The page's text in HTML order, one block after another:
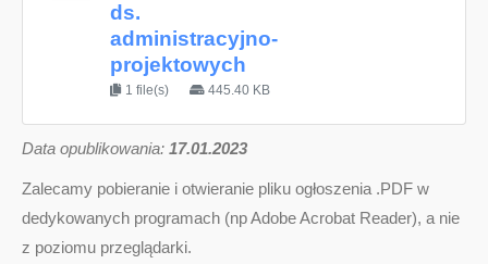
ds.
administracyjno-
projektowych
1 file(s) 445.40 KB
Data opublikowania: 17.01.2023
Zalecamy pobieranie i otwieranie pliku ogłoszenia .PDF w
dedykowanych programach (np Adobe Acrobat Reader), a nie
z poziomu przeglądarki.